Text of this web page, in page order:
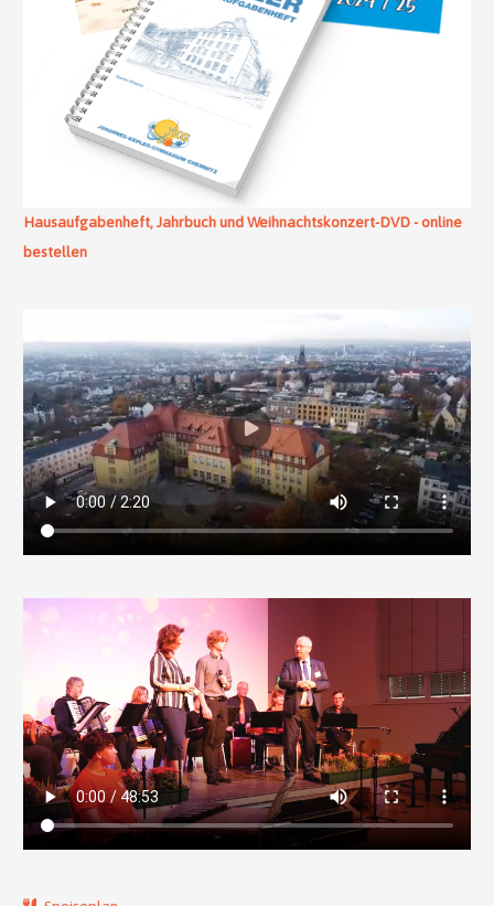
Hausaufgabenheft, Jahrbuch und Weihnachtskonzert-DVD - online
bestellen